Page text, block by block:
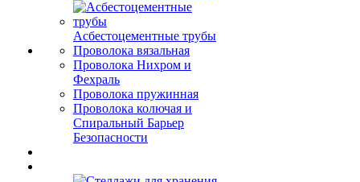
Асбестоцементные трубы
Проволока вязальная
Проволока Нихром и
Фехраль
Проволока пружинная
Проволока колючая и
Спиральный Барьер
Безопасности